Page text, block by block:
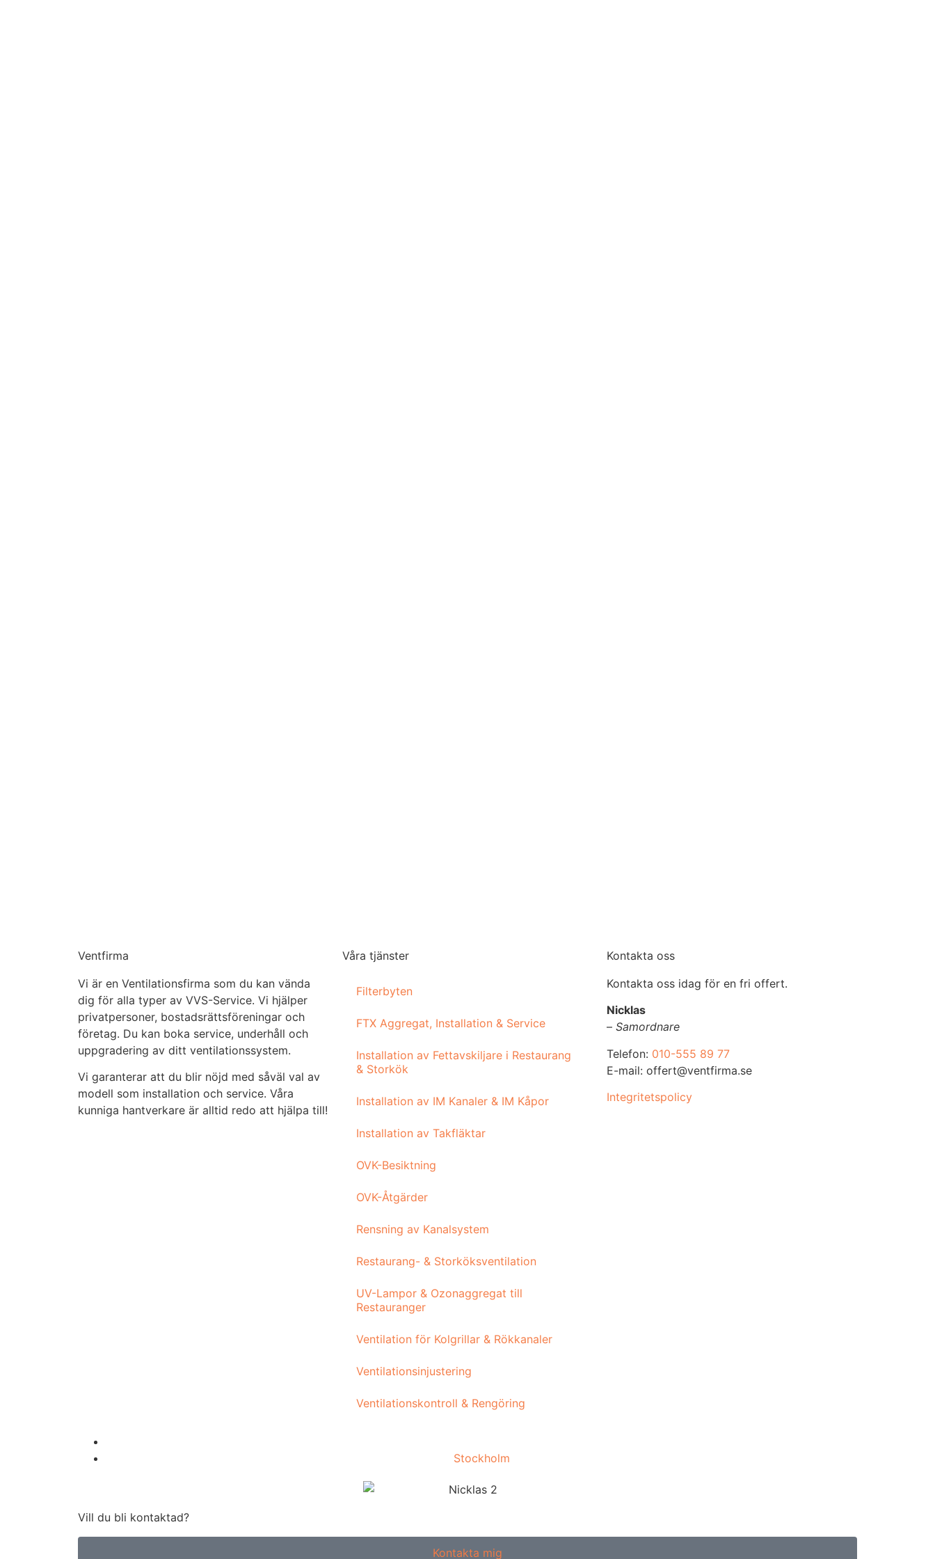
Ventfirma
Vi är en Ventilationsfirma som du kan vända
dig för alla typer av VVS-Service. Vi hjälper
privatpersoner, bostadsrättsföreningar och
företag. Du kan boka service, underhåll och
uppgradering av ditt ventilationssystem.
Vi garanterar att du blir nöjd med såväl val av
modell som installation och service. Våra
kunniga hantverkare är alltid redo att hjälpa till!
Våra tjänster
Filterbyten
FTX Aggregat, Installation & Service
Installation av Fettavskiljare i Restaurang
& Storkök
Installation av IM Kanaler & IM Kåpor
Installation av Takfläktar
OVK-Besiktning
OVK-Åtgärder
Rensning av Kanalsystem
Restaurang- & Storköksventilation
UV-Lampor & Ozonaggregat till
Restauranger
Ventilation för Kolgrillar & Rökkanaler
Ventilationsinjustering
Ventilationskontroll & Rengöring
Kontakta oss
Kontakta oss idag för en fri offert.
Nicklas
– Samordnare
Telefon: 010-555 89 77
E-mail: offert@ventfirma.se
Integritetspolicy
Stockholm
Vill du bli kontaktad?
Kontakta mig